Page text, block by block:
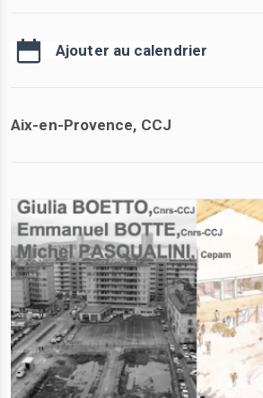
Ajouter au calendrier
Aix-en-Provence, CCJ